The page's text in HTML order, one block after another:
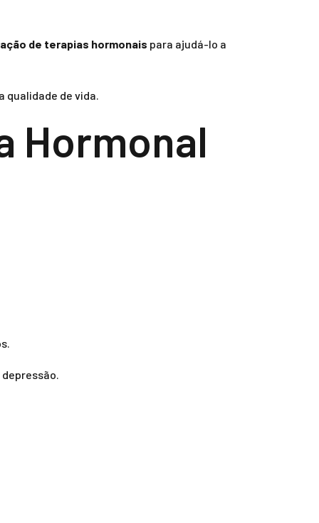
de terapias hormonais para ajudá-lo a
qualidade de vida.
Hormonal